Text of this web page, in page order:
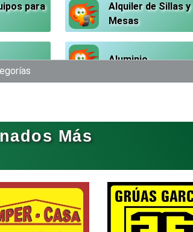
para
Alquiler de Sillas y
Mesas
Aluminio
Artículos de
Más